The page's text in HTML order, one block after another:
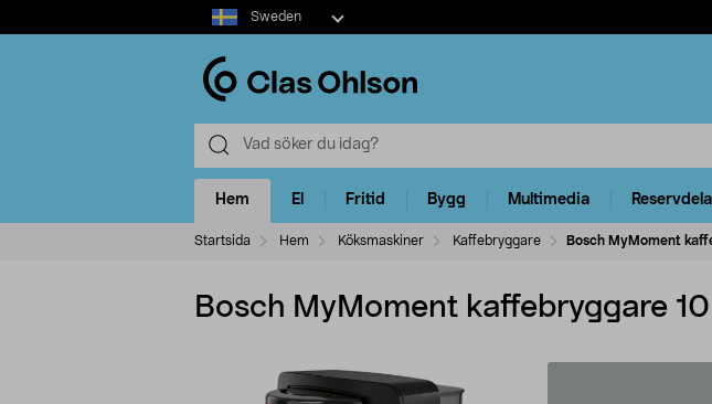
Select
market
Sweden
Hem El Fritid Bygg Multimedia
Startsida Hem Köksmaskiner Kaffebryggare Bosch MyMoment
Bosch MyMoment kaffebryggare